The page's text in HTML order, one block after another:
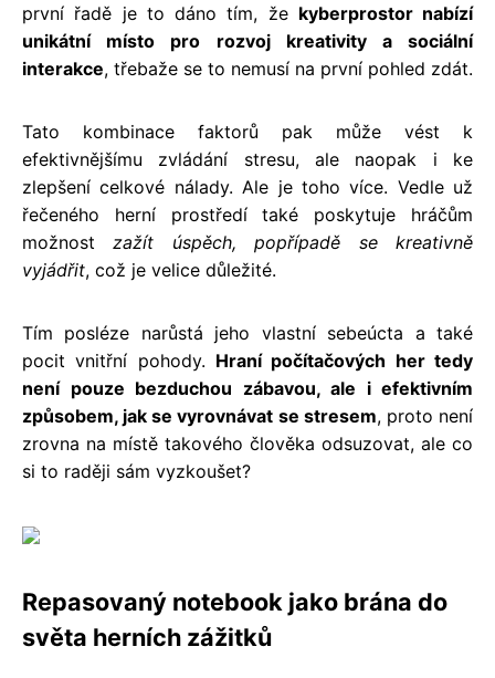
první řadě je to dáno tím, že kyberprostor nabízí
unikátní místo pro rozvoj kreativity a sociální
interakce, třebaže se to nemusí na první pohled zdát.
Tato kombinace faktorů pak může vést k
efektivnějšímu zvládání stresu, ale naopak i ke
zlepšení celkové nálady. Ale je toho více. Vedle už
řečeného herní prostředí také poskytuje hráčům
možnostzažít úspěch, popřípadě se kreativně
vyjádřit, což je velice důležité.
Tím posléze narůstá jeho vlastní sebeúcta a také
pocit vnitřní pohody. Hraní počítačových her tedy
není pouze bezduchou zábavou, ale i efektivním
způsobem, jak se vyrovnávat se stresem, proto není
zrovna na místě takového člověka odsuzovat, ale co
si to raději sám vyzkoušet?
Repasovaný notebook jako brána do
světa herních zážitků